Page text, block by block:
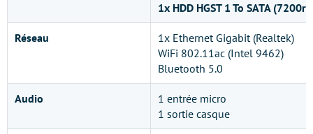
1x HDD HGST 1 To SATA
Réseau
1x Ethernet Gigabit (Realtek)
WiFi 802.11ac (Intel 9462)
Bluetooth 5.0
Audio
1 entrée micro
1 sortie casque